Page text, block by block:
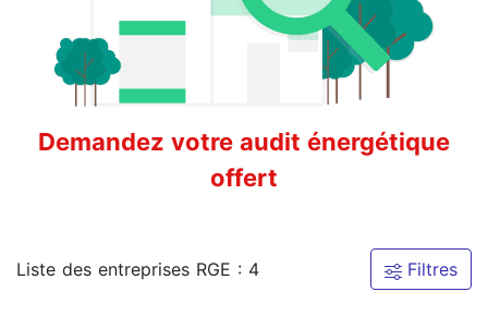
Demandez votre audit énergétique
offert
Liste des entreprises RGE : 4 Filtres